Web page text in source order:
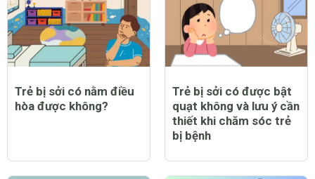
Trẻ bị sởi có nằm điều
hòa được không?
Trẻ bị sởi có được bật
quạt không và lưu ý cần
thiết khi chăm sóc trẻ
bị bệnh